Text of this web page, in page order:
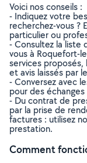
Voici nos conseils :
- Indiquez votre
recherchez-vous ?
particulier ou
- Consultez la liste
vous à Roquefort-
services
et avis laissés par
- Conversez avec
pour des
- Du contrat de
par la prise de
factures : utilisez
prestation.
Comment